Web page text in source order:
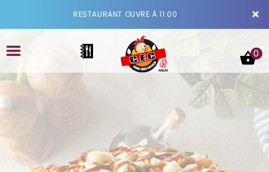
×
RESTAURANT OUVRE À 11:00
LA CARTE
0